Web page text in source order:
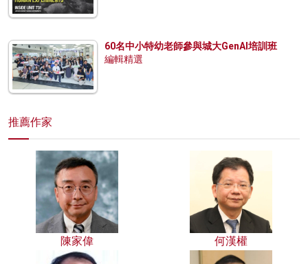
60名中小特幼老師參與城大GenAI培訓班
編輯精選
推薦作家
陳家偉 何漢權